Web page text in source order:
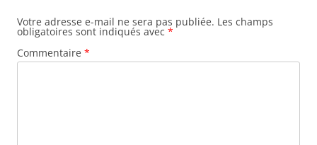
Votre adresse e-mail ne sera pas publiée. Les champs
obligatoires sont indiqués avec *
Commentaire *